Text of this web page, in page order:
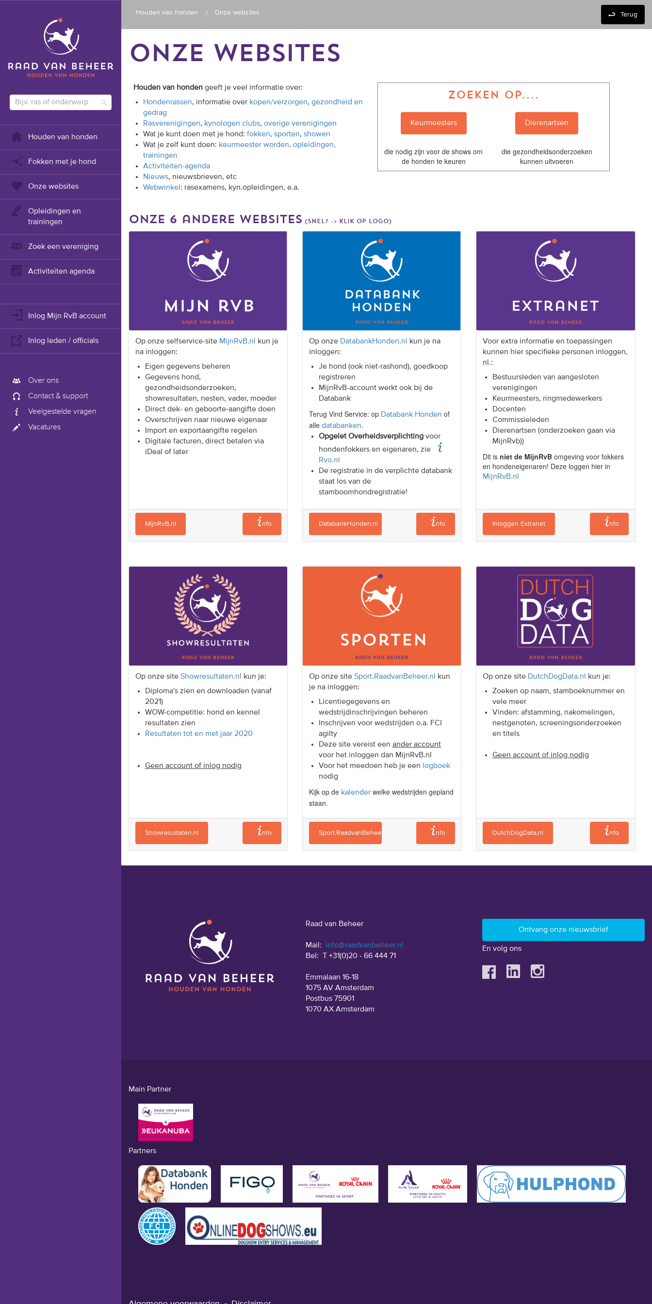
Houden van honden
Fokken met je hond
Onze websites
Opleidingen en
trainingen
Zoek een vereniging
Activiteiten agenda
Inlog Mijn RvB account
Inlog leden / officials
Over ons
Contact & support
Veelgestelde vragen
Vacatures
Houden van honden Onze websites Terug
onze websites
Houden van honden geeft je veel informatie over:
Hondenrassen, informatie over kopen/verzorgen, gezondheid en
gedrag
Rasverenigingen, kynologen clubs, overige verenigingen
Wat je kunt doen met je hond: fokken, sporten, showen
Wat je zelf kunt doen: keurmeester worden, opleidingen,
trainingen
Activiteiten-agenda
Nieuws, nieuwsbrieven, etc
Webwinkel : rasexamens, kyn.opleidingen, e.a.
Zoeken op....
Keurmeesters
die nodig zijn voor de shows om
de honden te keuren
Dierenartsen
die gezondheidsonderzoeken
kunnen uitvoeren
onze 6 andere websites (snel? -> klik op logo)
Op onze selfservice-site MijnRvB.nl kun je
na inloggen:
Eigen gegevens beheren
Gegevens hond,
gezondheidsonderzoeken,
showresultaten, nesten, vader, moeder
Direct dek- en geboorte-aangifte doen
Overschrijven naar nieuwe eigenaar
Import en exportaangifte regelen
Digitale facturen, direct betalen via
iDeal of later
MijnRvB.nl nfo
Op onze DatabankHonden.nl kun je na
inloggen:
Je hond (ook niet-rashond), goedkoop
registreren
MijnRvB-account werkt ook bij de
Databank
Terug Vind Service: op Databank Honden of
alle databanken.
Opgelet Overheidsverplichtingvoor
hondenfokkers en eigenaren, zie
Rvo.nl
De registratie in de verplichte databank
staat los van de
stamboomhondregistratie!
DatabankHonden.nl nfo
Voor extra informatie en toepassingen
kunnen hier specifieke personen inloggen,
nl.:
Bestuursleden van aangesloten
verenigingen
Keurmeesters, ringmedewerkers
Docenten
Commissieleden
Dierenartsen (onderzoeken gaan via
MijnRvb))
Dit is niet de MijnRvBomgeving voor fokkers
en hondeneigenaren! Deze loggen hier in
MijnRvB.nl
Inloggen Extranet nfo
Op onze site Showresultaten.nl kun je:
Diploma's zien en downloaden (vanaf
2021)
WOW-competitie: hond en kennel
resultaten zien
Resultaten tot en met jaar 2020
Geen account of inlog nodig
Showresultaten.nl nfo
Op onze site Sport.RaadvanBeheer.nl kun
je na inloggen:
Licentiegegevens en
wedstrijdinschrijvingen beheren
Inschrijven voor wedstrijden o.a. FCI
agilty
Deze site vereist een ander account
voor het inloggen dan MijnRvB.nl
Voor het meedoen heb je een logboek
nodig
Kijk op de kalenderwelke wedstrijden gepland
staan.
Sport.RaadvanBeheer.nl nfo
Op onze site DutchDogData.nl kun je:
Zoeken op naam, stamboeknummer en
vele meer
Vinden: afstamming, nakomelingen,
nestgenoten, screeningsonderzoeken
en titels
Geen account of inlog nodig
DutchDogData.nl nfo
Raad van Beheer
Mail: info@raadvanbeheer.nl
Bel:
T +31(0)20 - 66 444 71
Emmalaan 16-18
1075 AV Amsterdam
Postbus 75901
1070 AX Amsterdam
En volg ons
Main Partner
Partners